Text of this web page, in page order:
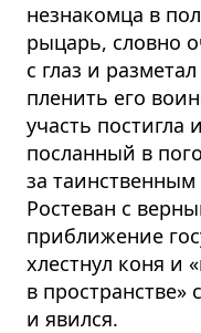
незнакомца в
рыцарь, словно
с глаз и
пленить его
участь
посланный в
за
Ростеван с
приближение
хлестнул коня и
в пространстве»
и явился.